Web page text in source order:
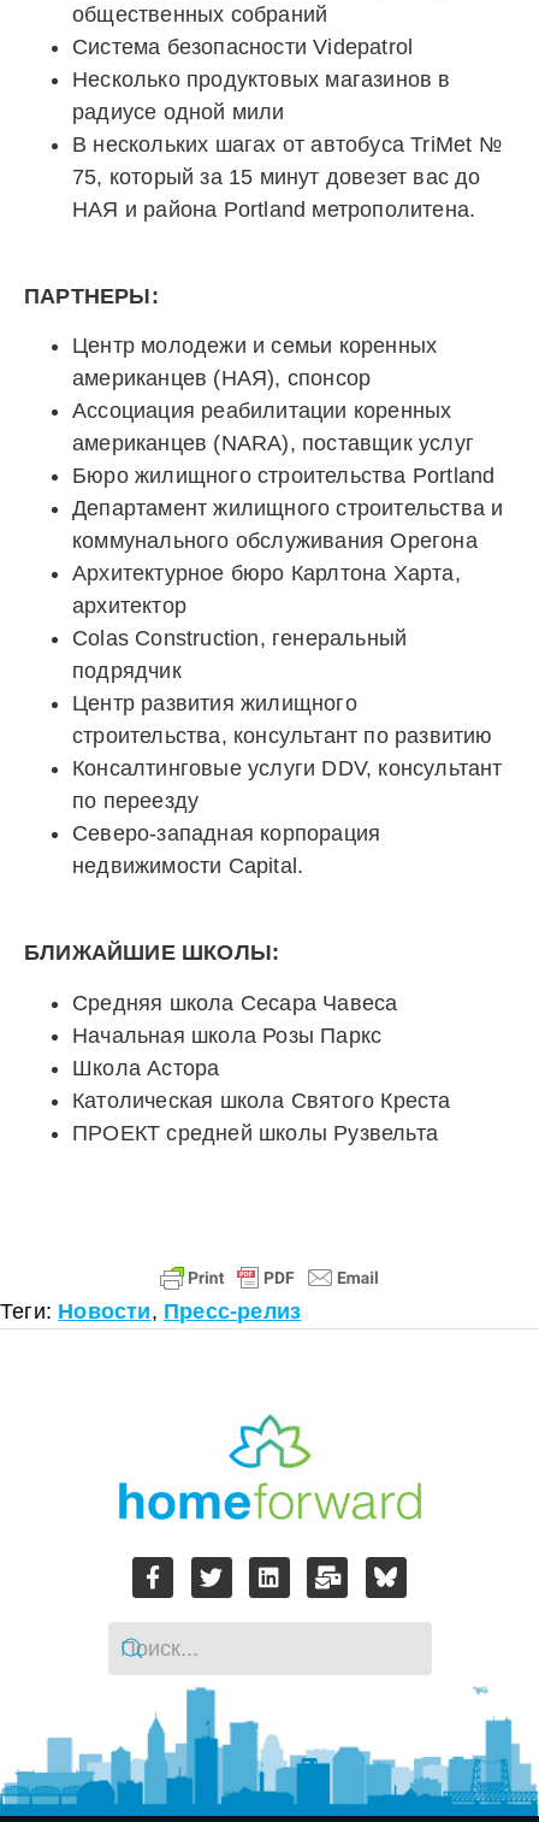
общественных собраний
Система безопасности Videpatrol
Несколько продуктовых магазинов в
радиусе одной мили
В нескольких шагах от автобуса TriMet №
75, который за 15 минут довезет вас до
НАЯ и района Portland метрополитена.
ПАРТНЕРЫ:
Центр молодежи и семьи коренных
американцев (НАЯ), спонсор
Ассоциация реабилитации коренных
американцев (NARA), поставщик услуг
Бюро жилищного строительства Portland
Департамент жилищного строительства и
коммунального обслуживания Орегона
Архитектурное бюро Карлтона Харта,
архитектор
Colas Construction, генеральный
подрядчик
Центр развития жилищного
строительства, консультант по развитию
Консалтинговые услуги DDV, консультант
по переезду
Северо-западная корпорация
недвижимости Capital.
БЛИЖАЙШИЕ ШКОЛЫ:
Средняя школа Сесара Чавеса
Начальная школа Розы Паркс
Школа Астора
Католическая школа Святого Креста
ПРОЕКТ средней школы Рузвельта
Теги: Новости, Пресс-релиз